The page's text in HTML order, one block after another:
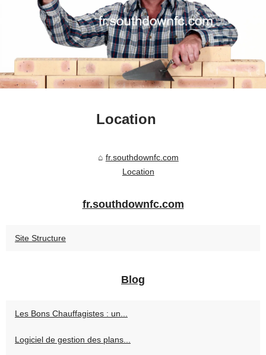
Location
fr.southdownfc.com
Location
fr.southdownfc.com
Site Structure
Blog
Les Bons Chauffagistes : un...
Logiciel de gestion des plans...